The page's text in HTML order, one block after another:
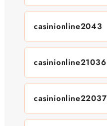
casinionline2043
casinionline21036
casinionline22037